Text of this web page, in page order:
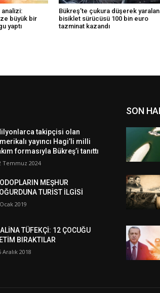
analizi:
büyük bir
yaptı
Bükreş’te çukura düşerek
bisiklet sürücüsü 100 bin euro
tazminat kazandı
takipçisi olan
yayıncı Hagi’li milli
formasıyla Bükreş’i tanıttı
Temmuz 2024
MEŞHUR
TURİST İLGİSİ
2019
TÜFEKÇİ: 12 ÇOCUĞU
BIRAKTILAR
Aralık 2018
SON